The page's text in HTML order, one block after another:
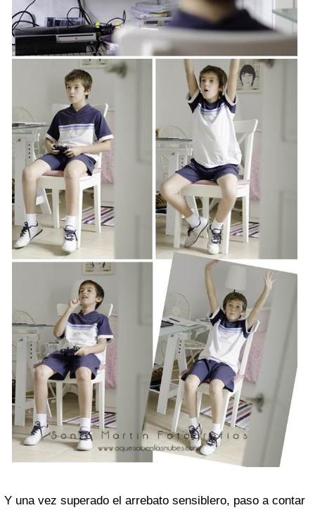
Y una vez superado el arrebato sensiblero, paso a contar